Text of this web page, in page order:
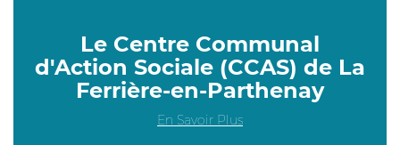
Le Centre Communal
d'Action Sociale (CCAS) de La
Ferrière-en-Parthenay
En Savoir Plus